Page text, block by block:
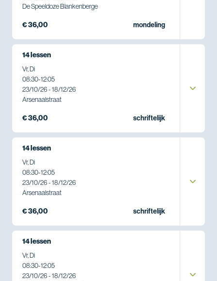
De Speeldoze Blankenberge
€ 36,00 mondeling
14 lessen
Vr, Di
08:30-12:05
23/10/26 - 18/12/26
Arsenaalstraat
€ 36,00 schriftelijk
14 lessen
Vr, Di
08:30-12:05
23/10/26 - 18/12/26
Arsenaalstraat
€ 36,00 schriftelijk
14 lessen
Vr, Di
08:30-12:05
23/10/26 - 18/12/26